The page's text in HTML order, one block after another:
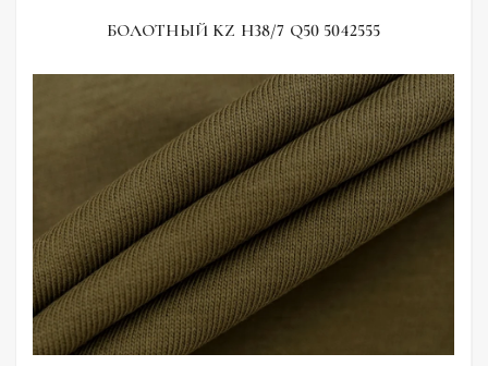
БОЛОТНЫЙ KZ H38/7 Q50 5042555